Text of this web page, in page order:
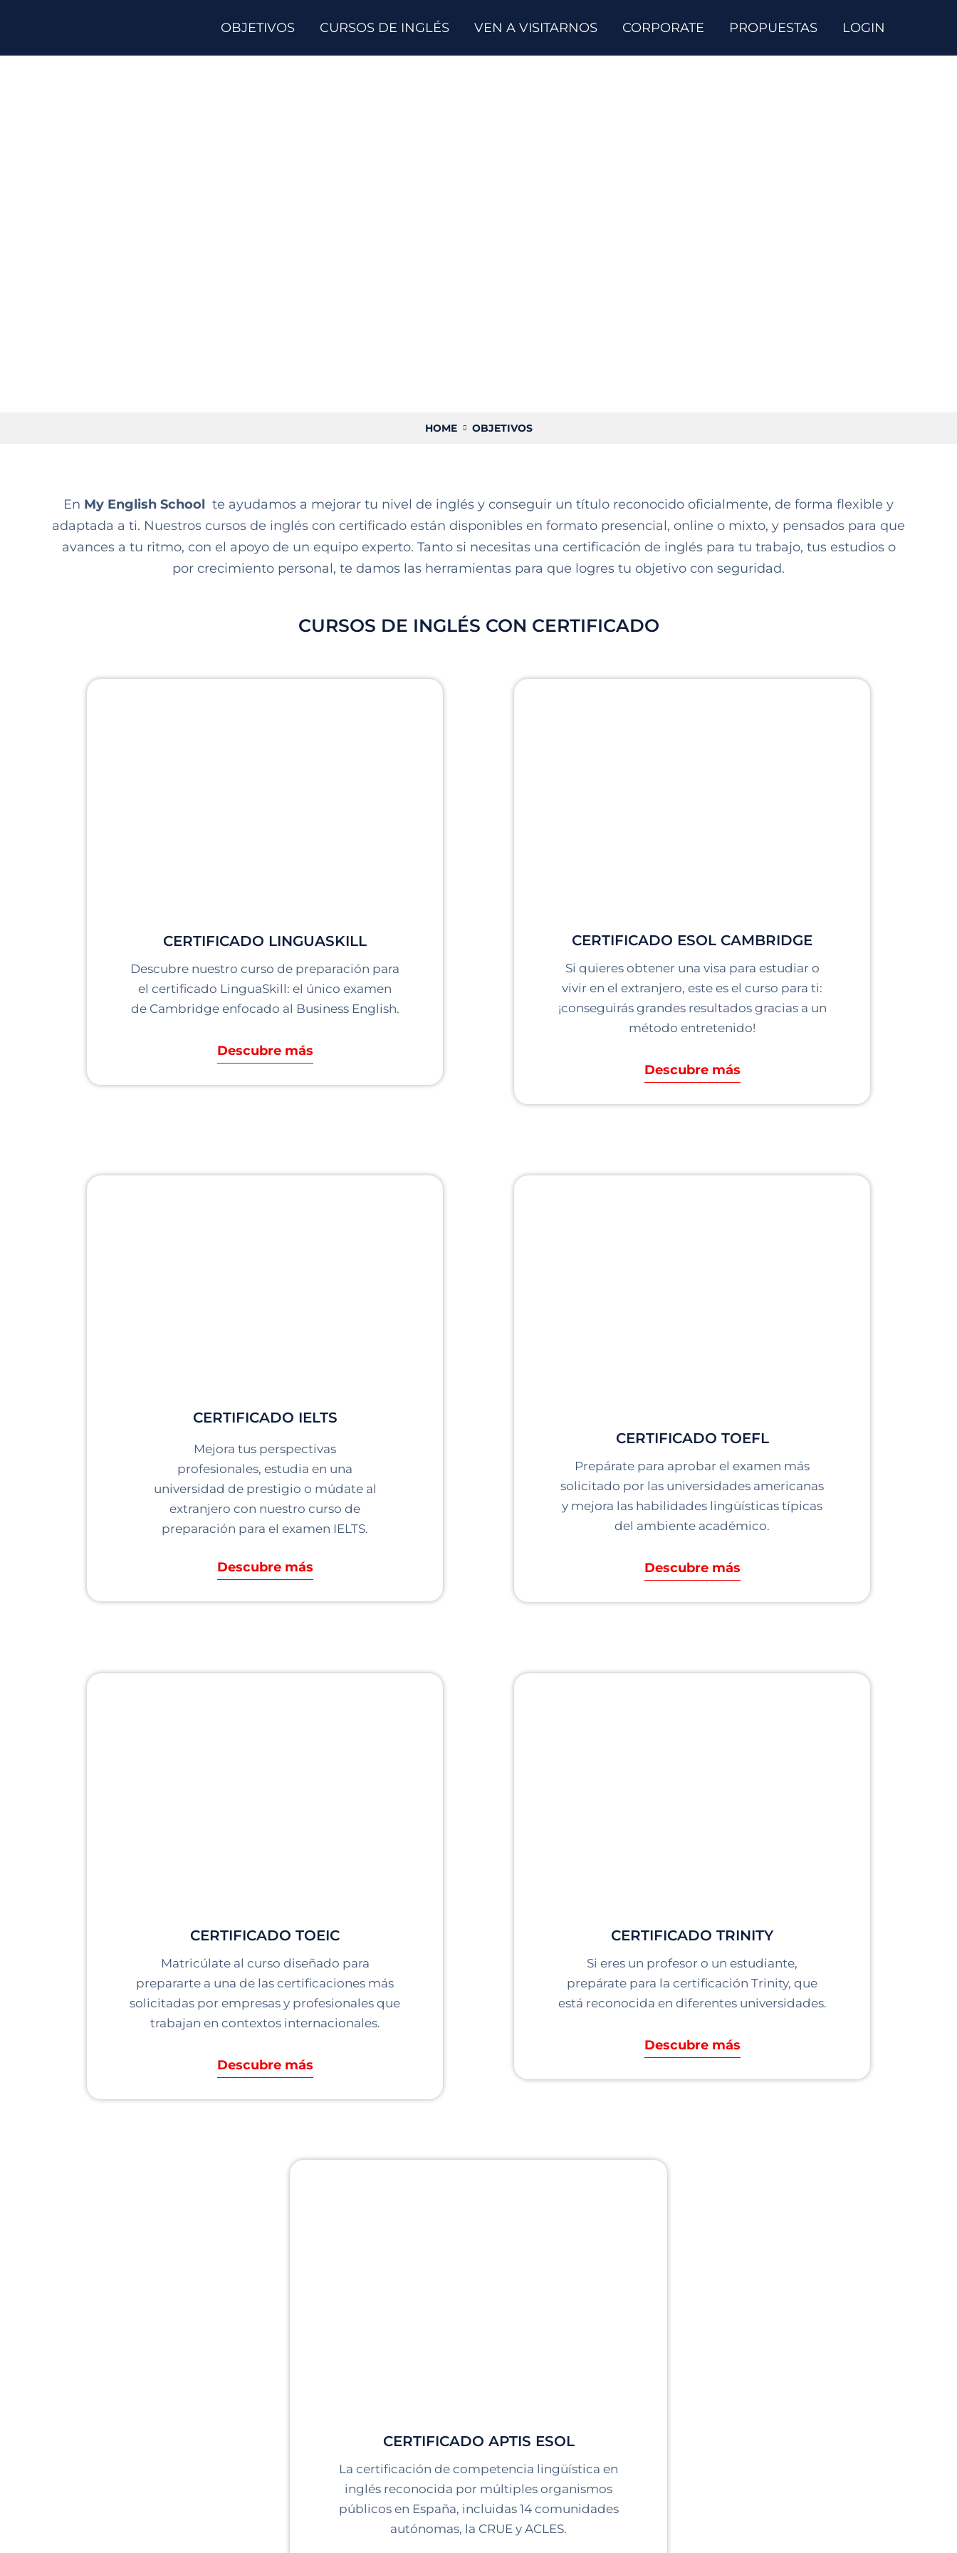
OBJETIVOS CURSOS DE INGLÉS VEN A VISITARNOS CORPORATE PROPUESTAS LOGIN
HOME OBJETIVOS
En My English School te ayudamos a mejorar tu nivel de inglés y conseguir un título reconocido oficialmente, de forma flexible y
adaptada a ti. Nuestros cursos de inglés con certificado están disponibles en formato presencial, online o mixto, y pensados para que
avances a tu ritmo, con el apoyo de un equipo experto. Tanto si necesitas una certificación de inglés para tu trabajo, tus estudios o
por crecimiento personal, te damos las herramientas para que logres tu objetivo con seguridad.
CURSOS DE INGLÉS CON CERTIFICADO
CERTIFICADO LINGUASKILL
Descubre nuestro curso de preparación para
el certificado LinguaSkill: el único examen
de Cambridge enfocado al Business English.
Descubre más
CERTIFICADO ESOL CAMBRIDGE
Si quieres obtener una visa para estudiar o
vivir en el extranjero, este es el curso para ti:
¡conseguirás grandes resultados gracias a un
método entretenido!
Descubre más
CERTIFICADO IELTS
Mejora tus perspectivas
profesionales, estudia en una
universidad de prestigio o múdate al
extranjero con nuestro curso de
preparación para el examen IELTS.
Descubre más
CERTIFICADO TOEFL
Prepárate para aprobar el examen más
solicitado por las universidades americanas
y mejora las habilidades lingüísticas típicas
del ambiente académico.
Descubre más
CERTIFICADO TOEIC
Matricúlate al curso diseñado para
prepararte a una de las certificaciones más
solicitadas por empresas y profesionales que
trabajan en contextos internacionales.
Descubre más
CERTIFICADO TRINITY
Si eres un profesor o un estudiante,
prepárate para la certificación Trinity, que
está reconocida en diferentes universidades.
Descubre más
CERTIFICADO APTIS ESOL
La certificación de competencia lingüística en
inglés reconocida por múltiples organismos
públicos en España, incluidas 14 comunidades
autónomas, la CRUE y ACLES.